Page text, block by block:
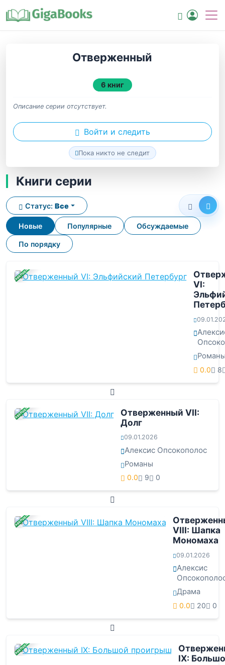
Отверженный
6 книг
Описание серии отсутствует.
Войти и следить
Пока никто не следит
Книги серии
Новые Популярные Обсуждаемые
По порядку
Статус: Все
ЗАВЕРШЕНА
VI:
0.0 8
ЗАВЕРШЕНА
Отверженный VII:
Долг
09.01.2026
Алексис Опсокополос
Романы
0.0 9 0
ЗАВЕРШЕНА
VIII: Шапка
Мономаха
09.01.2026
Алексис
Драма
0.0 20 0
ЗАВЕРШЕНА
IX: